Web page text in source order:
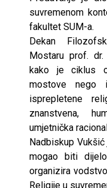
suvremenom
fakultet SUM-a.
Dekan
Mostaru prof.
kako je ciklus
mostove
isprepletene
znanstvena,
umjetnička
Nadbiskup
mogao biti
organizira
Religije u